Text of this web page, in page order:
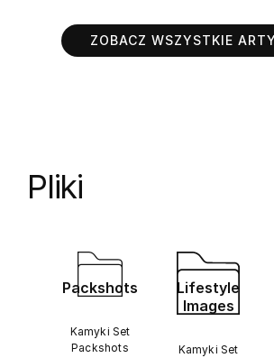
ZOBACZ WSZYSTKIE
Pliki
Packshots
Kamyki Set
Packshots
Lifestyle
Images
Kamyki Set